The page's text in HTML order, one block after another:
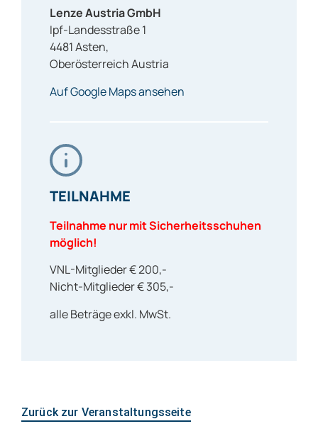
Lenze Austria GmbH
Ipf-Landesstraße 1
4481Asten,
OberösterreichAustria
Auf Google Maps ansehen
TEILNAHME
Teilnahme nur mit Sicherheitsschuhen
möglich!
VNL-Mitglieder € 200,-
Nicht-Mitglieder € 305,-
alle Beträge exkl. MwSt.
Zurück zur Veranstaltungsseite